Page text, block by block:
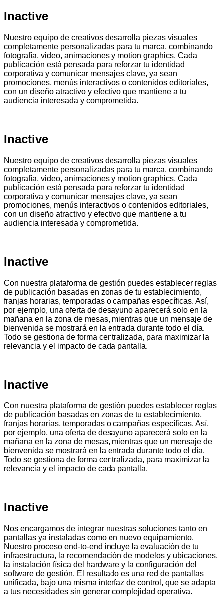
Inactive
Nuestro equipo de creativos desarrolla piezas visuales
completamente personalizadas para tu marca, combinando
fotografía, video, animaciones y motion graphics. Cada
publicación está pensada para reforzar tu identidad
corporativa y comunicar mensajes clave, ya sean
promociones, menús interactivos o contenidos editoriales,
con un diseño atractivo y efectivo que mantiene a tu
audiencia interesada y comprometida.
Inactive
Nuestro equipo de creativos desarrolla piezas visuales
completamente personalizadas para tu marca, combinando
fotografía, video, animaciones y motion graphics. Cada
publicación está pensada para reforzar tu identidad
corporativa y comunicar mensajes clave, ya sean
promociones, menús interactivos o contenidos editoriales,
con un diseño atractivo y efectivo que mantiene a tu
audiencia interesada y comprometida.
Inactive
Con nuestra plataforma de gestión puedes establecer reglas
de publicación basadas en zonas de tu establecimiento,
franjas horarias, temporadas o campañas específicas. Así,
por ejemplo, una oferta de desayuno aparecerá solo en la
mañana en la zona de mesas, mientras que un mensaje de
bienvenida se mostrará en la entrada durante todo el día.
Todo se gestiona de forma centralizada, para maximizar la
relevancia y el impacto de cada pantalla.
Inactive
Con nuestra plataforma de gestión puedes establecer reglas
de publicación basadas en zonas de tu establecimiento,
franjas horarias, temporadas o campañas específicas. Así,
por ejemplo, una oferta de desayuno aparecerá solo en la
mañana en la zona de mesas, mientras que un mensaje de
bienvenida se mostrará en la entrada durante todo el día.
Todo se gestiona de forma centralizada, para maximizar la
relevancia y el impacto de cada pantalla.
Inactive
Nos encargamos de integrar nuestras soluciones tanto en
pantallas ya instaladas como en nuevo equipamiento.
Nuestro proceso end-to-end incluye la evaluación de tu
infraestructura, la recomendación de modelos y ubicaciones,
la instalación física del hardware y la configuración del
software de gestión. El resultado es una red de pantallas
unificada, bajo una misma interfaz de control, que se adapta
a tus necesidades sin generar complejidad operativa.